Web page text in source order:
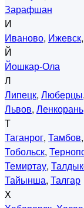
Зарафшан
И
Иваново, Ижевск,
Й
Йошкар-Ола
Л
Липецк, Люберцы,
Львов, Ленкорань
Т
Таганрог, Тамбов,
Тобольск,
Темиртау,
Тайынша, Талгар
Х